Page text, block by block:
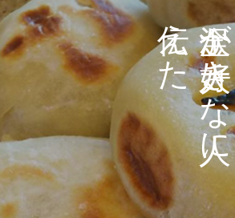
が
き
な
に
え
た
い
。